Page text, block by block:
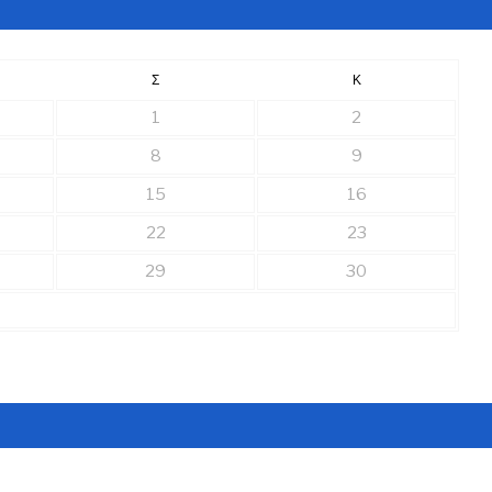
Σ Κ
1
2
8
9
15
16
22
23
29
30